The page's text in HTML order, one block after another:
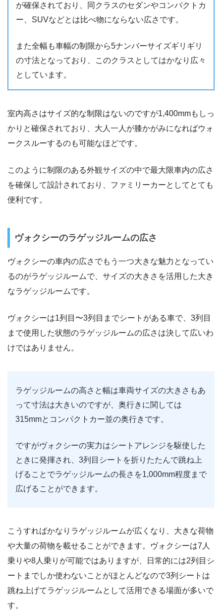
が確保されており、同クラスのセダンやコンパクトカ
ー、SUVなどとは比べ物にならない広さです。
また全幅も車幅の制限から5ナンバーサイズギリギリ
の寸法となっており、このクラスとしてはかなり広々
としています。
室内高さはサイズ的な制限はないのですが1,400mmもしっ
かりと確保されており、大人一人が膝かがみになればウォ
ークスルーするのも可能なほどです。
このように制限のある外観サイズの中で最大限車内の広さ
を確保して設計されており、ファミリーカーとしてとても
便利です。
ヴォクシーのラゲッジルームの広さ
ヴォクシーの車内の広さでもう一つ大きな魅力となってい
るのがラゲッジルームで、サイズの大きさを活用した大き
なラゲッジルームです。
ヴォクシーは1列目〜3列目までシートがある車で、3列目
まで使用した状態のラゲッジルームの広さは決して広いわ
けではありません。
ラゲッジルームの高さと幅は車両サイズの大きさもあ
って寸法は大きいのですが、奥行きに関しては
315mmとコンパクトカー並の奥行きです。
ですがヴォクシーの実力はシートアレンジを駆使した
ときに発揮され、3列目シートを折りたたんで跳ね上
げることでラゲッジルームの長さを1,000mm程度まで
広げることができます。
こうすればかなりラゲッジルームが広くなり、大きな荷物
や大量の荷物を載せることができます。ヴォクシーは7人
乗りや8人乗りが可能ではありますが、日常的には2列目シ
ートまでしか使わないことがほとんどなので3列シートは
跳ね上げてラゲッジルームとして活用できる場面が多いで
す。